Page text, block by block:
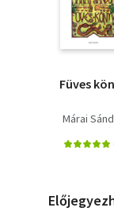
Füves
Márai